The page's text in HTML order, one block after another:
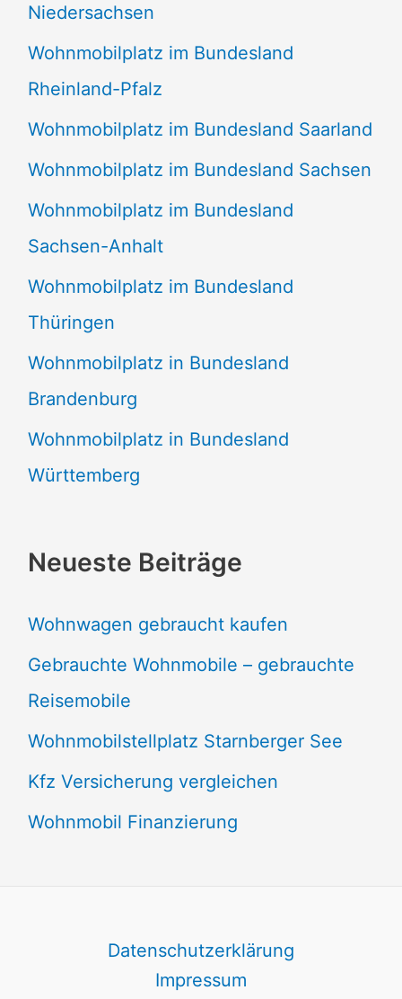
Niedersachsen
Wohnmobilplatz im Bundesland
Rheinland-Pfalz
Wohnmobilplatz im Bundesland Saarland
Wohnmobilplatz im Bundesland Sachsen
Wohnmobilplatz im Bundesland
Sachsen-Anhalt
Wohnmobilplatz im Bundesland
Thüringen
Wohnmobilplatz in Bundesland
Brandenburg
Wohnmobilplatz in Bundesland
Württemberg
Neueste Beiträge
Wohnwagen gebraucht kaufen
Gebrauchte Wohnmobile – gebrauchte
Reisemobile
Wohnmobilstellplatz Starnberger See
Kfz Versicherung vergleichen
Wohnmobil Finanzierung
Datenschutzerklärung
Impressum